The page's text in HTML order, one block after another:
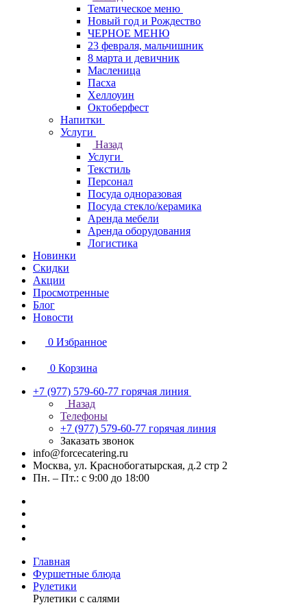
Тематическое меню
Новый год и Рождество
ЧЕРНОЕ МЕНЮ
23 февраля, мальчишник
8 марта и девичник
Масленица
Пасха
Хеллоуин
Октоберфест
Напитки
Услуги
Назад
Услуги
Текстиль
Персонал
Посуда одноразовая
Посуда стекло/керамика
Аренда мебели
Аренда оборудования
Логистика
Новинки
Скидки
Акции
Просмотренные
Блог
Новости
0 Избранное
0 Корзина
+7 (977) 579-60-77 горячая линия
Назад
Телефоны
+7 (977) 579-60-77 горячая линия
Заказать звонок
info@forcecatering.ru
Москва, ул. Краснобогатырская, д.2 стр 2
Пн. – Пт.: с 9:00 до 18:00
Главная
Фуршетные блюда
Рулетики
Рулетики с салями